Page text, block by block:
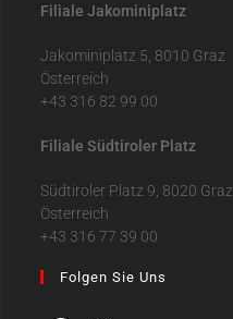
Filiale Jakominiplatz
Jakominiplatz 5, 8010 Graz
Österreich
+43 316 82 99 00
Filiale Südtiroler Platz
Südtiroler Platz 9, 8020 Graz
Österreich
+43 316 77 39 00
Folgen Sie Uns